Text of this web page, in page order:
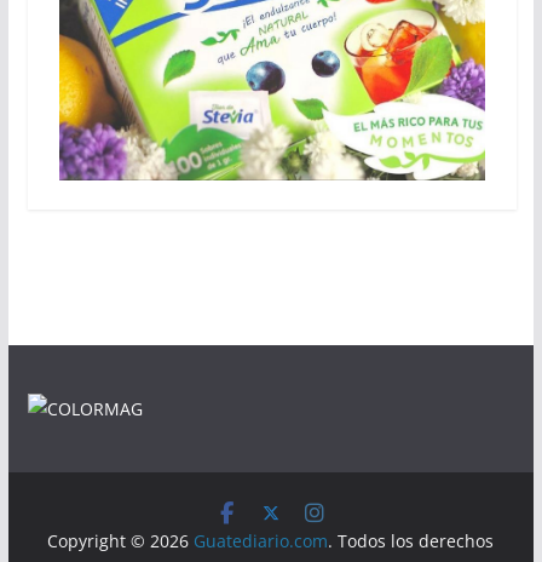
Copyright © 2026 Guatediario.com. Todos los derechos